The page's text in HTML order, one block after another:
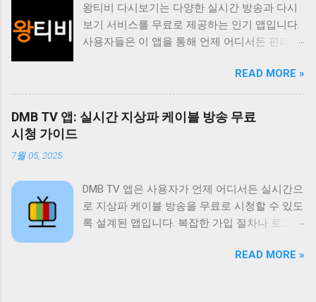
원하는 콘텐츠를 쉽게 찾고 시청할 수 있도록 다
양한 기능을 제공합니다. 실시간 TV 시청 기능
은 사용자가 현재 방송 중인 채널을 바로 시청할
그램을 언제든지 다시 볼 수 있도록 제공합니다.
또한 즐겨찾기 기능을 통해 자주 시청하는 채널
이나 프로그램을 쉽게 접근할 수 있도록 돕고 검
적으로 업데이트와 개선을 진행하고 있습니다.
티비위키는 무료로 제공되는 다양한 콘텐츠 외
에도 사용자에게 최적화된 시청 환경을 제공하
기 위해 노력합니다. 사용자 인터페이스는 직관
적이고 사용하기 쉽게 설계되어 있으며 다양한
왕티비 다시보기는 다양한 실시간 방송과 다시
보기 서비스를 무료로 제공하는 인기 앱입니다.
사용자들은 이 앱을 통해 언제 어디서든 편리하
드라마 예능 스포츠 뉴스 등 다양한 장르의 콘텐
츠를 제공하여 사용자들의 폭넓은 취향을 만족
시키고 있습니다. 이 앱의 가장 큰 장점은 무료
라는 점입니다. 별도의 회원가입이나 결제 없이
방송 시청 기능은 물론 다시보기 기능도 제공하
여 놓친 방송을 언제든지 다시 볼 수 있습니다.
왕티비 다시보기는 사용자들에게 다양한 엔터
에 많은 사랑을 받고 있습니다. 사용자들은 이
READ MORE »
DMB TV 앱: 실시간 지상파 케이블 방송 무료
시청 가이드
7월 05, 2025
DMB TV 앱은 사용자가 언제 어디서든 실시간으
로 지상파 케이블 방송을 무료로 시청할 수 있도
록 설계된 앱입니다. 복잡한 가입 절차나 로그인
송 채널은 물론 다양한 케이블 채널과 DMB 채널
READ MORE »